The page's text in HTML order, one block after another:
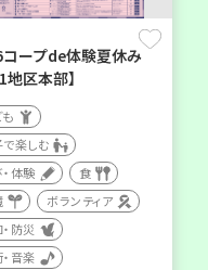
ープde体験夏休み
地区本部】
楽しむ
体験
食
ボランティア
防災
音楽